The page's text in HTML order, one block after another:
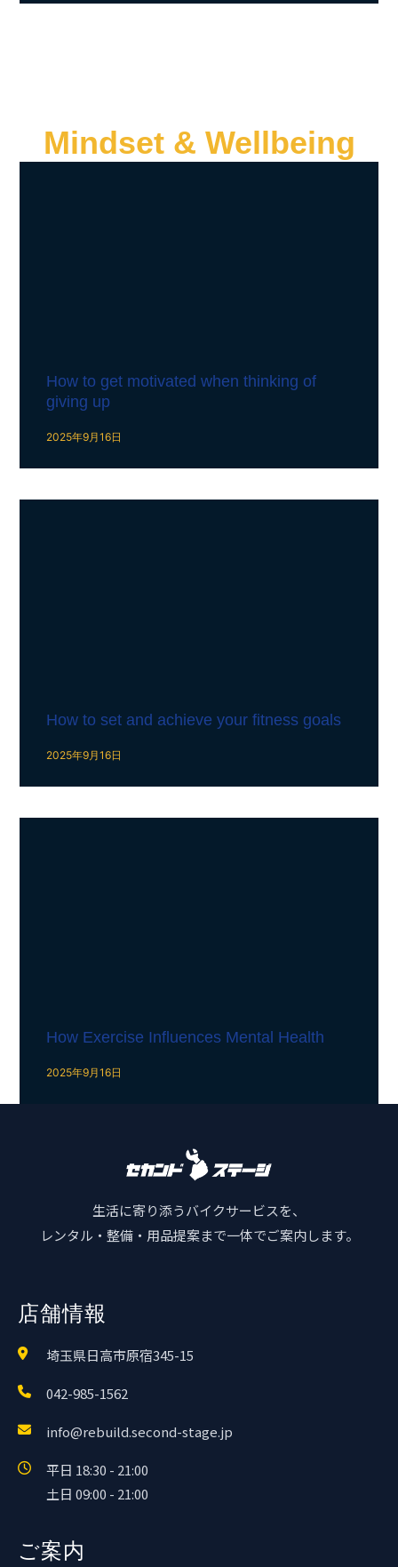
Mindset & Wellbeing
How to get motivated when thinking of
giving up
2025年9月16日
How to set and achieve your fitness goals
2025年9月16日
How Exercise Influences Mental Health
2025年9月16日
生活に寄り添うバイクサービスを、
レンタル・整備・用品提案まで一体でご案内します。
店舗情報
埼玉県日高市原宿345-15
042-985-1562
info@rebuild.second-stage.jp
平日 18:30 - 21:00
土日 09:00 - 21:00
ご案内